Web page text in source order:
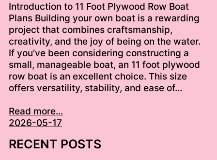
Introduction to 11 Foot Plywood Row Boat
Plans Building your own boat is a rewarding
project that combines craftsmanship,
creativity, and the joy of being on the water.
If you’ve been considering constructing a
small, manageable boat, an 11 foot plywood
row boat is an excellent choice. This size
offers versatility, stability, and ease of…
Read more...
2026-05-17
RECENT POSTS